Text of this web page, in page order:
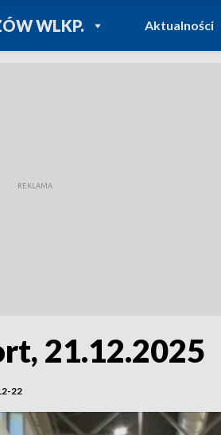
WLKP.
POWRÓT DO
TVP REGIONY
Aktualności
21.12.2025
22